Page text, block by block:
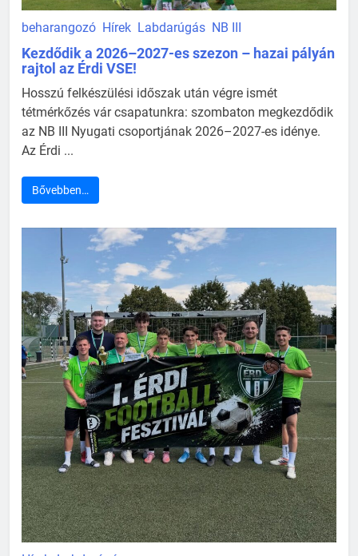
beharangozó Hírek Labdarúgás NB III
Kezdődik a 2026–2027-es szezon – hazai pályán
rajtol az Érdi VSE!
Hosszú felkészülési időszak után végre ismét
tétmérkőzés vár csapatunkra: szombaton megkezdődik
az NB III Nyugati csoportjának 2026–2027-es idénye.
Az Érdi ...
Bővebben…